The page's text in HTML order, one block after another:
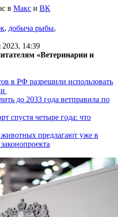
в Макс и ВК
, добыча рыбы,
2023, 14:39
«Ветеринарии и
в РФ разрешили использовать
до 2033 года ветправила по
спустя четыре года: что
предлагают уже в